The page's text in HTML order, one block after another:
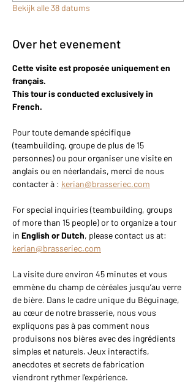
Bekijk alle 38 datums
Over het evenement
Cette visite est proposée uniquement en
français.
This tour is conducted exclusively in
French.
Pour toute demande spécifique
(teambuilding, groupe de plus de 15
personnes) ou pour organiser une visite en
anglais ou en néerlandais, merci de nous
contacter à : kerian@brasseriec.com
For special inquiries (teambuilding, groups
of more than 15 people) or to organize a tour
in English or Dutch, please contact us at:
kerian@brasseriec.com
La visite dure environ 45 minutes et vous
emmène du champ de céréales jusqu’au verre
de bière. Dans le cadre unique du Béguinage,
au cœur de notre brasserie, nous vous
expliquons pas à pas comment nous
produisons nos bières avec des ingrédients
simples et naturels. Jeux interactifs,
anecdotes et secrets de fabrication
viendront rythmer l’expérience.